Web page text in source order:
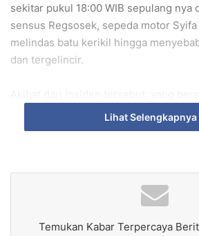
sekitar pukul 18:00 WIB sepulang nya
sensus Regsosek, sepeda motor
melindas batu kerikil hingga
dan tergelincir.
dilarikan ke fasilitas kesehatan karena
di beberapa bagian anggota tubuh
Beruntungnya Syifa Ulinnas telah
tersebut diitanggung oleh
Lihat Selengkapnya
Temukan Kabar Terpercaya